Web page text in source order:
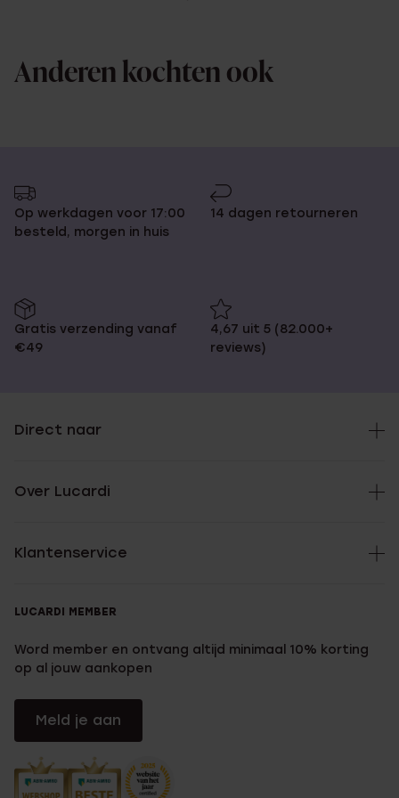
Anderen kochten ook
Op werkdagen voor 17:00
besteld, morgen in huis
14 dagen retourneren
Gratis verzending vanaf
€49
4,67 uit 5 (82.000+
reviews)
Direct naar
Over Lucardi
Klantenservice
LUCARDI MEMBER
Word member en ontvang altijd minimaal 10% korting
op al jouw aankopen
Meld je aan